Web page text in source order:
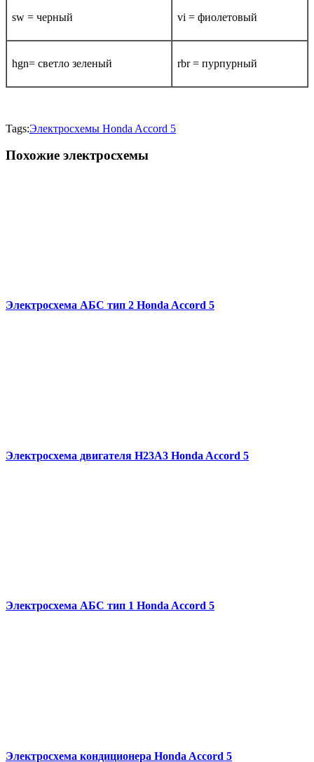
sw = черный vi = фиолетовый
hgn= светло зеленый rbr = пурпурный
Tags:Электросхемы Honda Accord 5
Похожие электросхемы
Электросхема АБС тип 2 Honda Accord 5
Электросхема двигателя H23A3 Honda Accord 5
Электросхема АБС тип 1 Honda Accord 5
Электросхема кондиционера Honda Accord 5